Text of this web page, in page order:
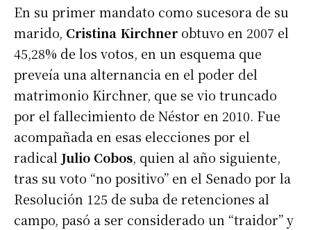
En su primer mandato como sucesora de su
marido, Cristina Kirchner obtuvo en 2007 el
45,28% de los votos, en un esquema que
preveía una alternancia en el poder del
matrimonio Kirchner, que se vio truncado
por el fallecimiento de Néstor en 2010. Fue
acompañada en esas elecciones por el
radical Julio Cobos, quien al año siguiente,
tras su voto “no positivo” en el Senado por la
Resolución 125 de suba de retenciones al
campo, pasó a ser considerado un “traidor” y